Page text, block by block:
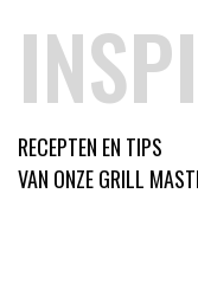
RECEPTEN EN TIPS
VAN ONZE GRILL